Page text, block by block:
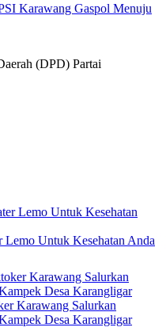
Karawang Gaspol Menuju
(DPD) Partai
Lemo Untuk Kesehatan Anda
Karawang Salurkan
Desa Karangligar